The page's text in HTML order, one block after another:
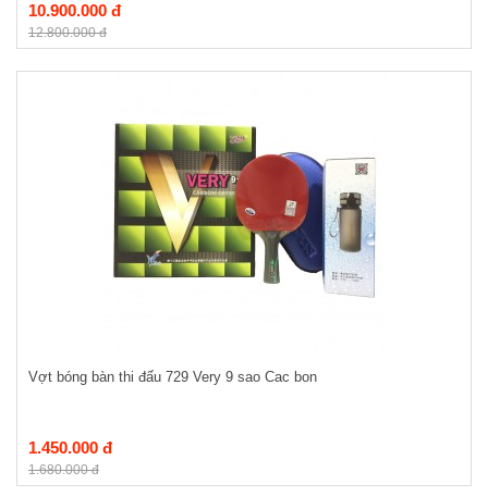
10.900.000 đ
12.800.000 đ
Vợt bóng bàn thi đấu 729 Very 9 sao Cac bon
1.450.000 đ
1.680.000 đ